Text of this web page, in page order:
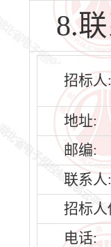
8.
招标人:
地址:
邮编:
联系人:
招标人
电话: